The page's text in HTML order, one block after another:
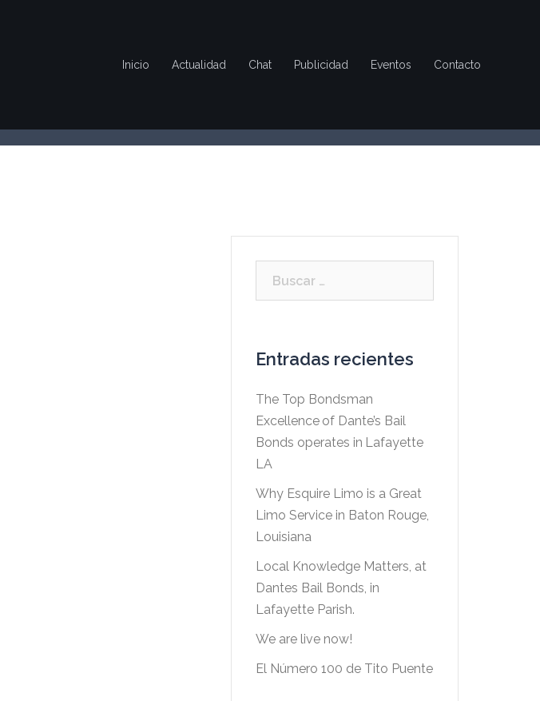
Inicio Actualidad Chat Publicidad Eventos Contacto
Entradas recientes
The Top Bondsman
Excellence of Dante’s Bail
Bonds operates in Lafayette
LA
Why Esquire Limo is a Great
Limo Service in Baton Rouge,
Louisiana
Local Knowledge Matters, at
Dantes Bail Bonds, in
Lafayette Parish.
We are live now!
El Número 100 de Tito Puente